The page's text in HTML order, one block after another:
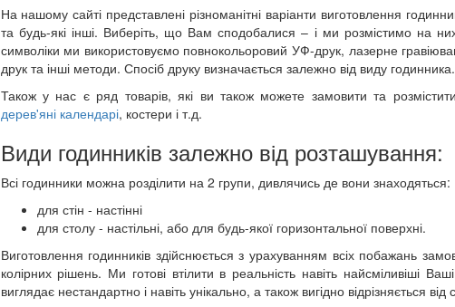
На нашому сайті представлені різноманітні варіанти виготовлення
та будь-які інші. Виберіть, що Вам сподобалися – і ми розмістимо на
символіки ми використовуємо повнокольоровий УФ-друк, лазерне
друк та інші методи. Спосіб друку визначається залежно від виду годинника.
Також у нас є ряд товарів, які ви також можете замовити та
дерев'яні календарі, костери і т.д.
Види годинників залежно від розташування:
Всі годинники можна розділити на 2 групи, дивлячись де вони знаходяться:
для стін - настінні
для столу - настільні, або для будь-якої горизонтальної поверхні.
Виготовлення годинників здійснюється з урахуванням всіх побажань
колірних рішень. Ми готові втілити в реальність навіть найсміливіші
виглядає нестандартно і навіть унікально, а також вигідно відрізняється від